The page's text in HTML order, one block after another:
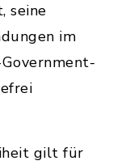
seine
im
gilt für